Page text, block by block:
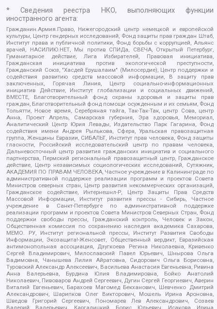
* Сведения реестра НКО, выполняющих функции
иностранного агента:
Гражданин.Армия.Право, Нижегородский центр немецкой и европейской
культуры, Центр гендерных исследований, Фонд защиты прав граждан Штаб,
Институт права и публичной политики, Фонд борьбы с коррупцией, Альянс
врачей, НАСИЛИЮ.НЕТ, Мы против СПИДа, СВЕЧА, Открытый Петербург,
Гуманитарное действие, Лига Избирателей, Правовая инициатива,
Гражданская инициатива против экологической преступности,
Гражданский Союз, "Хасдей Ерушалаим" (Милосердие), Центр поддержки и
содействия развитию средств массовой информации, В защиту прав
заключенных, Горячая Линия, Центр социально-информационных
инициатив Действие, Институт глобализации и социальных движений,
ВМЕСТЕ, Благотворительный фонд охраны здоровья и защиты прав
граждан, Благотворительный фонд помощи осужденным и их семьям, Фонд
Тольятти, Новое время, Серебряная тайга, Так-Так-Так, центр Сова, центр
Анна, Проект Апрель, Самарская губерния, Эра здоровья, Мемориал,
Аналитический Центр Юрия Левады, Издательство Парк Гагарина, Фонд
содействия имени Андрея Рылькова, Сфера, Уральская правозащитная
группа, Женщины Евразии, СИБАЛЬТ, Институт прав человека, Фонд защиты
гласности, Российский исследовательский центр по правам человека,
Дальневосточный центр развития гражданских инициатив и социального
партнерства, Пермский региональный правозащитный центр, Гражданское
действие, Центр независимых социологических исследований, Сутяжник,
АКАДЕМИЯ ПО ПРАВАМ ЧЕЛОВЕКА, Частное учреждение в Калининграде по
административной поддержке реализации программ и проектов Совета
Министров северных стран, Центр развития некоммерческих организаций,
Гражданское содействие, Интернешнл-Р, Центр Защиты Прав Средств
Массовой Информации, Институт развития прессы - Сибирь, Частное
учреждение в Санкт-Петербурге по административной поддержке
реализации программ и проектов Совета Министров Северных Стран, Фонд
поддержки свободы прессы, Гражданский контроль, Человек и Закон,
Общественная комиссия по сохранению наследия академика Сахарова,
МЕМО. РУ, Институт региональной прессы, Институт Развития Свободы
Информации, Экозащита!-Женсовет, Общественный вердикт, Евразийская
антимонопольная ассоциация, Дзугкоева Регина Николаевна, Кривенко
Сергей Владимирович, Милославский Павел Юрьевич, Шнырова Ольга
Вадимовна, Чанышева Лилия Айратовна, Сидорович Ольга Борисовна,
Туровский Александр Алексеевич, Васильева Анастасия Евгеньевна, Ривина
Анна Валерьевна, Бурдина Юлия Владимировна, Бойко Анатолий
Николаевич, Пивоваров Андрей Сергеевич, Дугин Сергей Георгиевич, Аверин
Виталий Евгеньевич, Барахоев Магомед Бекханович, Шевченко Дмитрий
Александрович, Шарипков Олег Викторович, Мошель Ирина Ароновна,
Шведов Григорий Сергеевич, Пономарев Лев Александрович, Созаев
Валерий Валерьевич, Каргалицкий Борис Юльевич, Исакова Ирина